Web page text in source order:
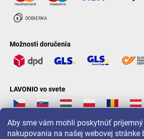
Aby sme vám mohli poskytnúť
nakupovania na našej webovej stránke
Možnosti doručenia
LAVONIO vo svete